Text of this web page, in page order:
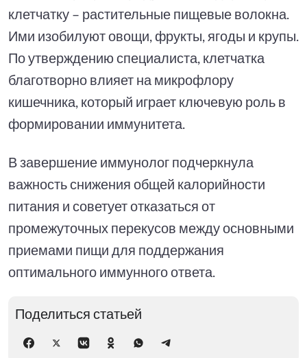
клетчатку – растительные пищевые волокна.
Ими изобилуют овощи, фрукты, ягоды и крупы.
По утверждению специалиста, клетчатка
благотворно влияет на микрофлору
кишечника, который играет ключевую роль в
формировании иммунитета.
В завершение иммунолог подчеркнула
важность снижения общей калорийности
питания и советует отказаться от
промежуточных перекусов между основными
приемами пищи для поддержания
оптимального иммунного ответа.
Поделиться статьей